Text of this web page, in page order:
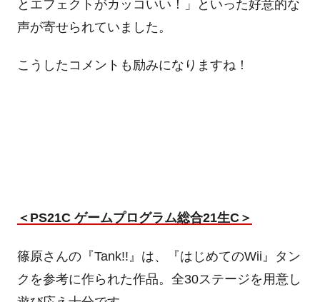
とエフェクトがカッコいい！」といった好意的な
声が寄せられていました。
こうしたコメントも励みになりますね！
＜PS21C ゲームプログラム総合21生C＞
篠原さんの『Tank!!』は、『はじめてのWii』タン
クを参考に作られた作品。全30ステージを用意し